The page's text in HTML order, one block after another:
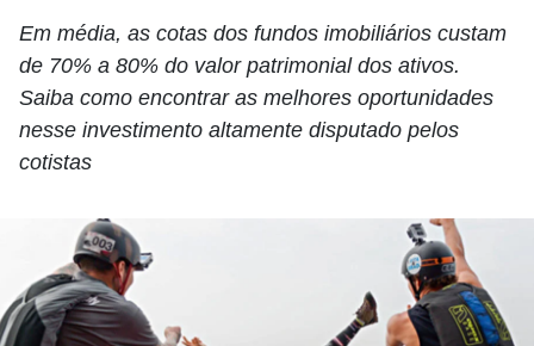
Em média, as cotas dos fundos imobiliários custam
de 70% a 80% do valor patrimonial dos ativos.
Saiba como encontrar as melhores oportunidades
nesse investimento altamente disputado pelos
cotistas